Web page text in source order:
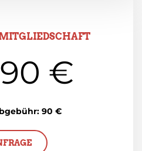
€
90 €